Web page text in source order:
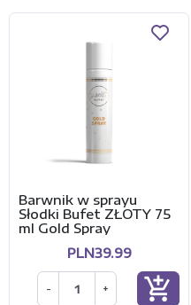
Barwnik w sprayu
Słodki Bufet ZŁOTY 75
ml Gold Spray
PLN39.99
- + add_shopping_cart